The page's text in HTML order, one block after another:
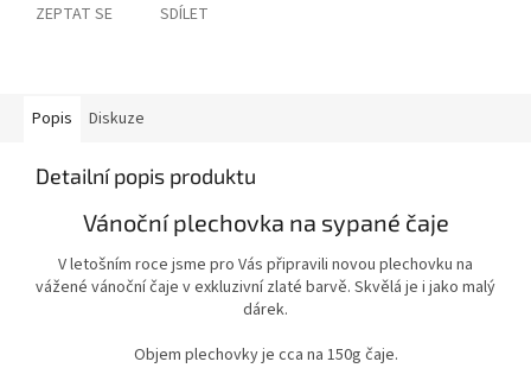
ZEPTAT SE SDÍLET
Popis Diskuze
Detailní popis produktu
Vánoční plechovka na sypané čaje
V letošním roce jsme pro Vás připravili novou plechovku na
vážené vánoční čaje v exkluzivní zlaté barvě. Skvělá je i jako malý
dárek.
Objem plechovky je cca na 150g čaje.